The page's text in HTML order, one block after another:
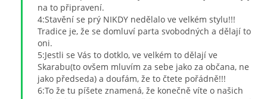
na to připravení.
4:Stavění se prý NIKDY nedělalo ve velkém stylu!!!
Tradice je, že se domluví parta svobodných a dělají to
oni.
5:Jestli se Vás to dotklo, ve velkém to dělají ve
Skarabu(to ovšem mluvím za sebe jako za občana, ne
jako předseda) a doufám, že to čtete pořádně!!!
6:To že tu píšete znamená, že konečně víte o našich